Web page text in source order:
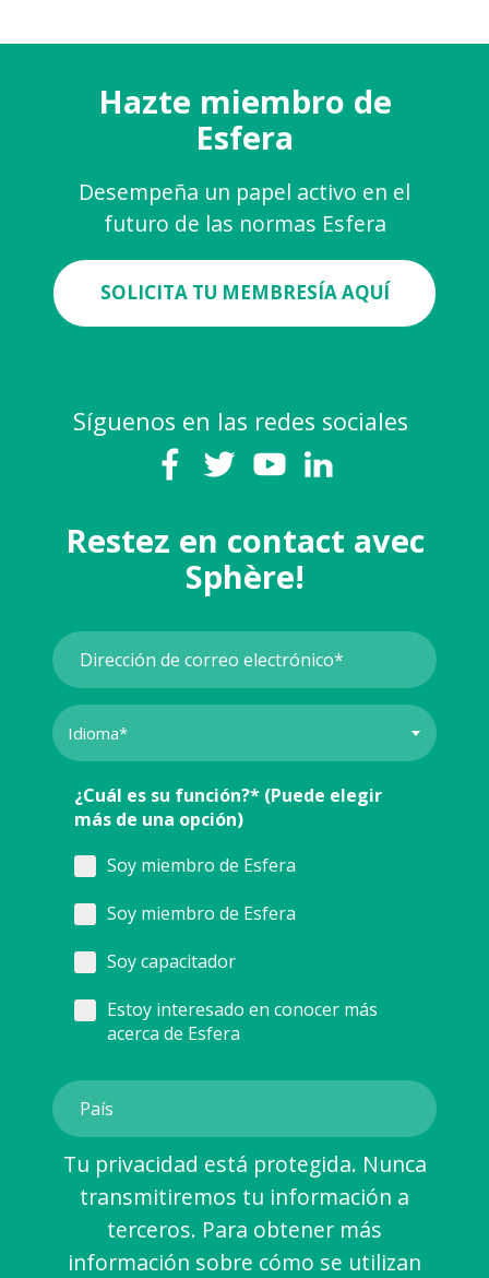
Hazte miembro de
Esfera
Desempeña un papel activo en el
futuro de las normas Esfera
SOLICITA TU MEMBRESÍA AQUÍ
Síguenos en las redes sociales
Restez en contact avec
Sphère!
¿Cuál es su función?* (Puede elegir
más de una opción)
Soy miembro de Esfera
Soy miembro de Esfera
Soy capacitador
Estoy interesado en conocer más
acerca de Esfera
Tu privacidad está protegida. Nunca
transmitiremos tu información a
terceros. Para obtener más
información sobre cómo se utilizan